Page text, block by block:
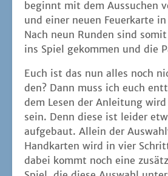
Spiel, die die­se Aus­wahl
Lei­der macht sie genau das
gen ich in mei­nen Run­den
weg­las­se. Auch das wei­te­re
mit vie­len vor Pfei­len und
Bei­spie­len ver­sucht zu
aller­dings so rich­tig auf den
men. Dahin­ge­gen kann ich
am Ende der Anlei­tung loben.
Angst: nach einer gespiel­ten
kla­rer und TAILS ON FIRE
recht flüssig.